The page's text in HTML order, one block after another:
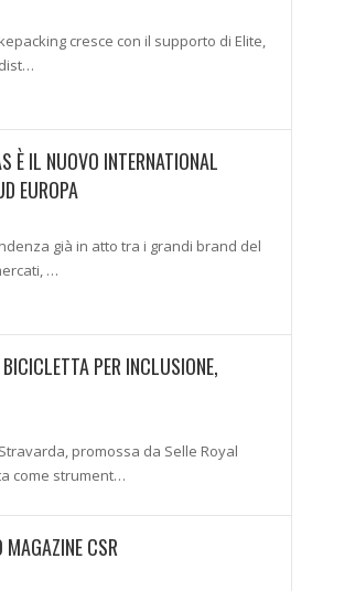
cresce con il supporto di Elite,
È IL NUOVO INTERNATIONAL
EUROPA
già in atto tra i grandi brand del
…
PER INCLUSIONE,
promossa da Selle Royal
come strument…
CSR